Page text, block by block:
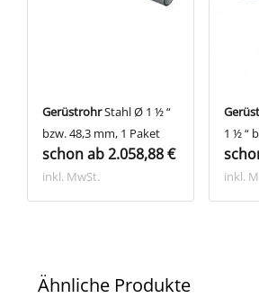
GerüstrohrStahl Ø 1 ½ “
bzw. 48,3 mm, 1 Paket
schon ab 2.058,88 €
inkl. MwSt.
1 ½ “
inkl.
Ähnliche Produkte